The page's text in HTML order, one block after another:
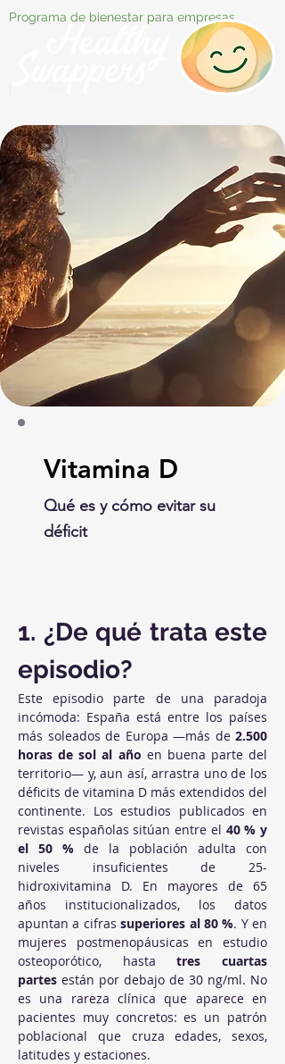
Programa de bienestar para empresas
Vitamina D
Qué es y cómo evitar su
déficit
1. ¿De qué trata este
episodio?
Este episodio parte de una paradoja
incómoda: España está entre los países
más soleados de Europa —más de 2.500
horas de sol al año en buena parte del
territorio— y, aun así, arrastra uno de los
déficits de vitamina D más extendidos del
continente. Los estudios publicados en
revistas españolas sitúan entre el 40 % y
el 50 % de la población adulta con
niveles insuficientes de 25-
hidroxivitamina D. En mayores de 65
años institucionalizados, los datos
apuntan a cifras superiores al 80 %. Y en
mujeres postmenopáusicas en estudio
osteoporótico, hasta tres cuartas
partes están por debajo de 30 ng/ml. No
es una rareza clínica que aparece en
pacientes muy concretos: es un patrón
poblacional que cruza edades, sexos,
latitudes y estaciones.